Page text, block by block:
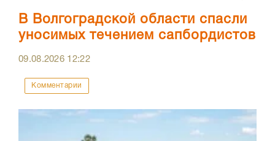
В Волгоградской области спасли
уносимых течением сапбордистов
09.08.2026 12:22
Комментарии